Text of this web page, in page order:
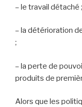
– le travail détaché ;
– la détérioration
;
– la perte de
produits de
Alors que les